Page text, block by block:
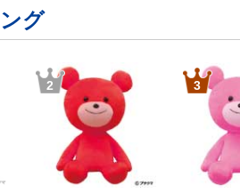
グ
2 3